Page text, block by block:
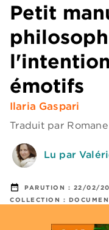
Petit
émotifs
Ilaria Gaspari
Traduit par
Lu par
date_range PARUTION : 22/02/
COLLECTION :